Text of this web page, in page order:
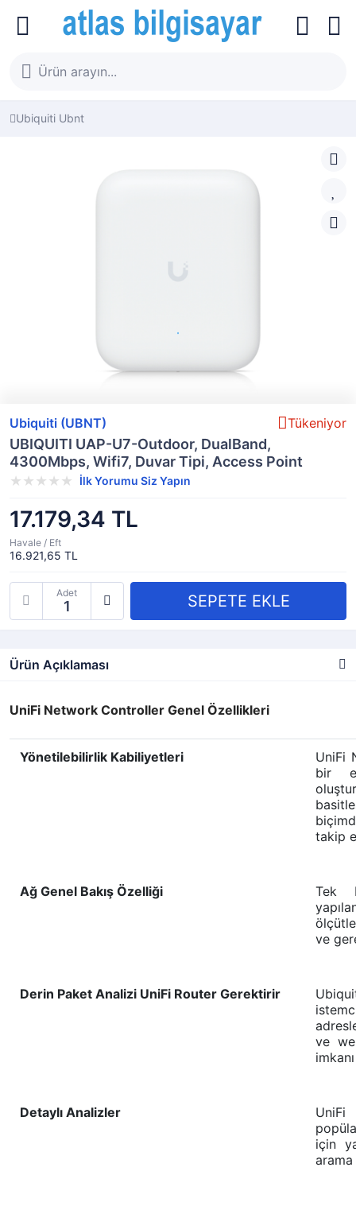
Ubiquiti Ubnt
Ubiquiti (UBNT) Tükeniyor
UBIQUITI UAP-U7-Outdoor, DualBand,
4300Mbps, Wifi7, Duvar Tipi, Access Point
İlk Yorumu Siz Yapın
17.179,34 TL
Havale / Eft
16.921,65 TL
Adet
Ürün Açıklaması
UniFi Network Controller Genel Özellikleri
Yönetilebilirlik Kabiliyetleri
UniFi
bir
takip
Ağ Genel Bakış Özelliği
Tek
ve
Derin Paket Analizi UniFi Router Gerektirir
ve
Detaylı Analizler
UniFi
için